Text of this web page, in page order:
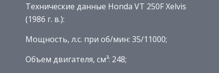
Технические данные Honda VT 250F Xelvis
(1986 г. в.):
Мощность, л.с. при об/мин: 35/11000;
Объем двигателя, см³: 248;